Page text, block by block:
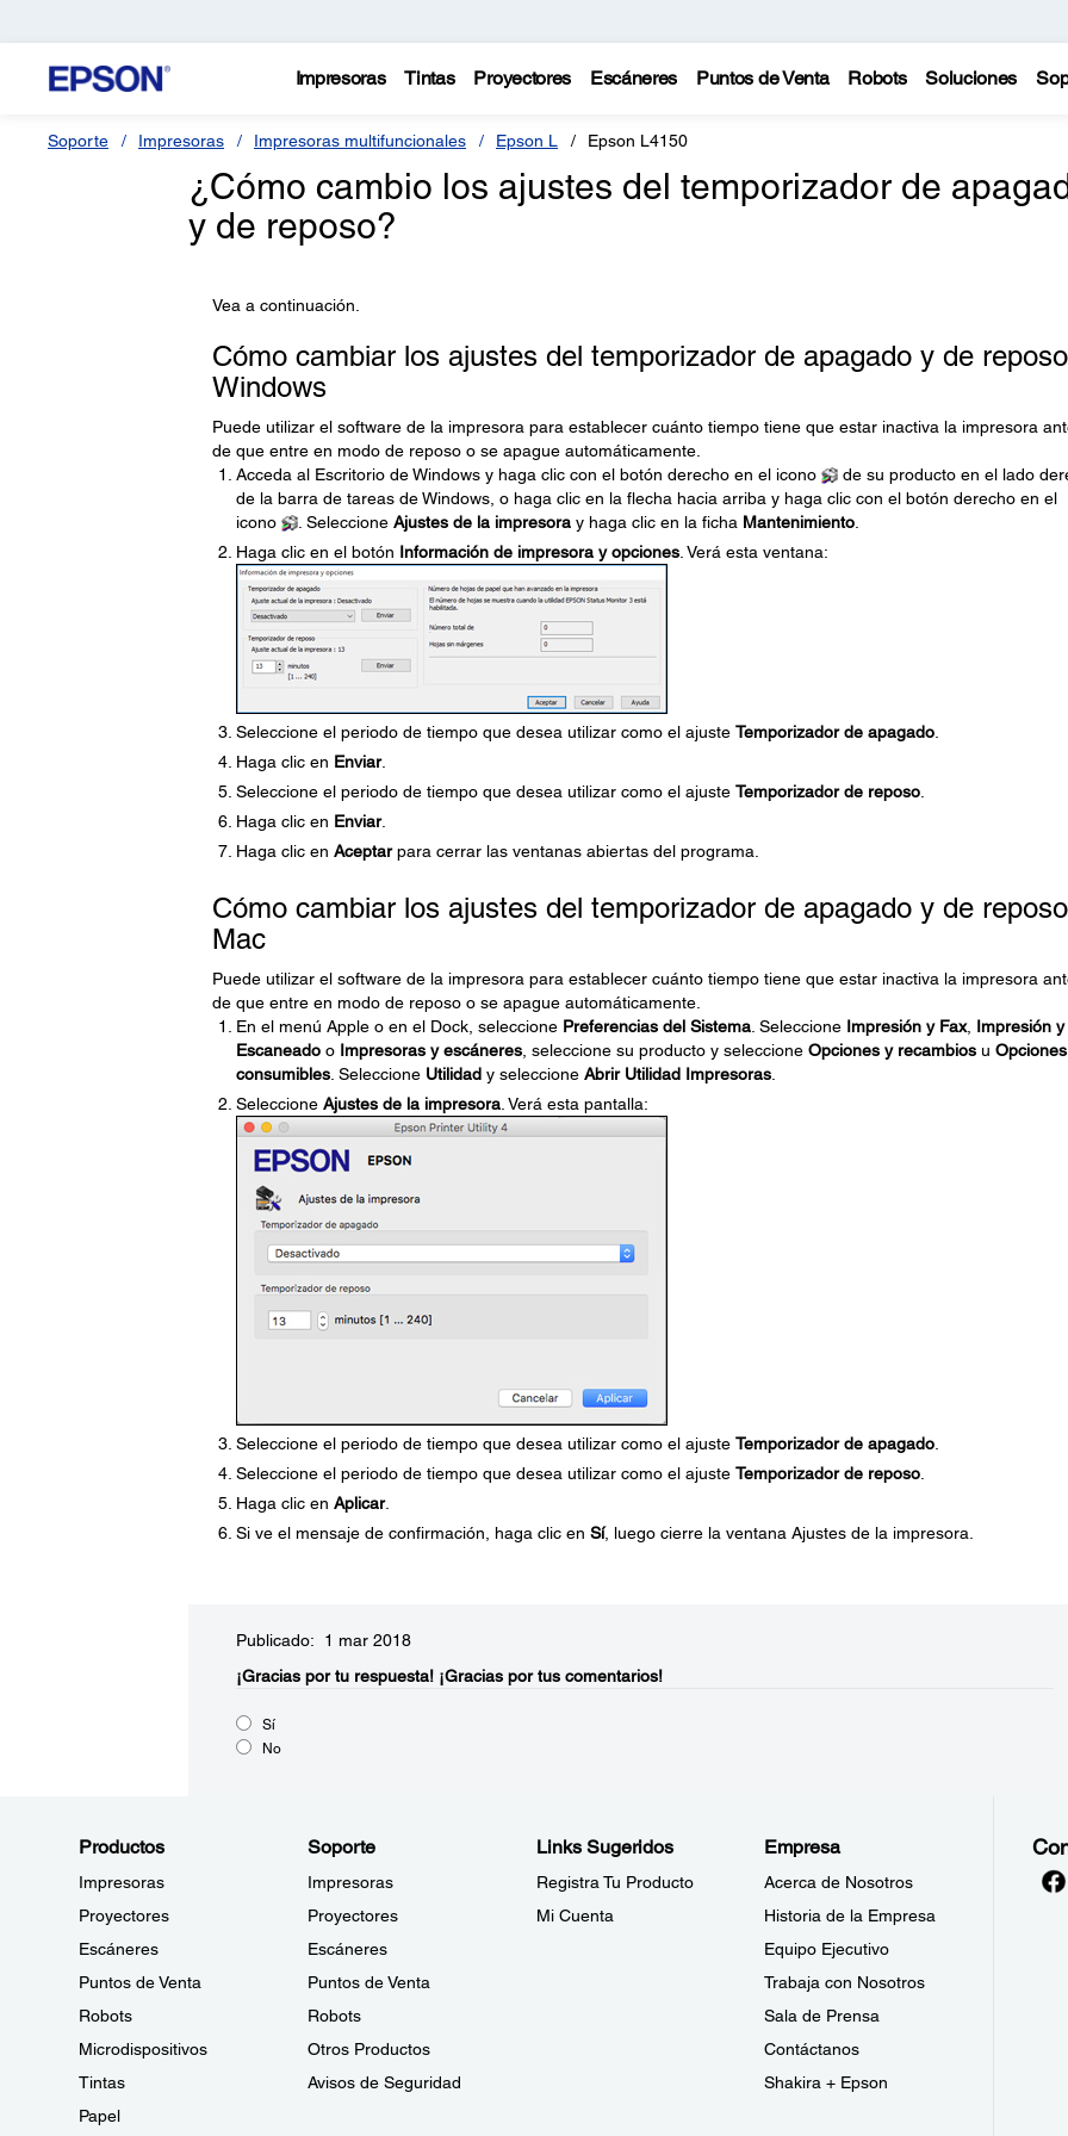
Impresoras Tintas Proyectores Escáneres Puntos de Venta Robots Soluciones
Soporte Impresoras Impresoras multifuncionales Epson L Epson L4150
¿Cómo cambio los ajustes del temporizador de
y de reposo?
Vea a continuación.
Cómo cambiar los ajustes del temporizador de apagado y de
Windows
Puede utilizar el software de la impresora para establecer cuánto tiempo tiene que estar inactiva la impresora
de que entre en modo de reposo o se apague automáticamente.
Acceda al Escritorio de Windows y haga clic con el botón derecho en el icono
de su producto en el lado
de la barra de tareas de Windows, o haga clic en la flecha hacia arriba y haga clic con el botón derecho en el
icono
. Seleccione Ajustes de la impresoray haga clic en la ficha Mantenimiento.
Haga clic en el botón Información de impresora y opciones. Verá esta ventana:
Seleccione el periodo de tiempo que desea utilizar como el ajuste Temporizador de apagado.
Haga clic en Enviar.
Seleccione el periodo de tiempo que desea utilizar como el ajuste Temporizador de reposo.
Haga clic en Enviar.
Haga clic en Aceptarpara cerrar las ventanas abiertas del programa.
Cómo cambiar los ajustes del temporizador de apagado y de
Mac
Puede utilizar el software de la impresora para establecer cuánto tiempo tiene que estar inactiva la impresora
de que entre en modo de reposo o se apague automáticamente.
En el menú Apple o en el Dock, seleccione Preferencias del Sistema. Seleccione Impresión y Fax, Impresión y
Escaneadoo Impresoras y escáneres, seleccione su producto y seleccione Opciones y recambiosu
consumibles. Seleccione Utilidady seleccione Abrir Utilidad Impresoras.
Seleccione Ajustes de la impresora. Verá esta pantalla:
Seleccione el periodo de tiempo que desea utilizar como el ajuste Temporizador de apagado.
Seleccione el periodo de tiempo que desea utilizar como el ajuste Temporizador de reposo.
Haga clic en Aplicar.
Si ve el mensaje de confirmación, haga clic en Sí, luego cierre la ventana Ajustes de la impresora.
Publicado: 1 mar 2018
¡Gracias por tu respuesta! ¡Gracias por tus comentarios!
Sí
No
Productos
Impresoras
Proyectores
Escáneres
Puntos de Venta
Robots
Microdispositivos
Tintas
Papel
Soporte
Impresoras
Proyectores
Escáneres
Puntos de Venta
Robots
Otros Productos
Avisos de Seguridad
Links Sugeridos
Registra Tu Producto
Mi Cuenta
Empresa
Acerca de Nosotros
Historia de la Empresa
Equipo Ejecutivo
Trabaja con Nosotros
Sala de Prensa
Contáctanos
Shakira + Epson